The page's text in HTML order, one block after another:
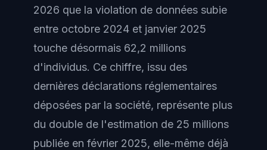
2026 que la violation de données subie
entre octobre 2024 et janvier 2025
touche désormais 62,2 millions
d'individus. Ce chiffre, issu des
dernières déclarations réglementaires
déposées par la société, représente plus
du double de l'estimation de 25 millions
publiée en février 2025, elle-même déjà